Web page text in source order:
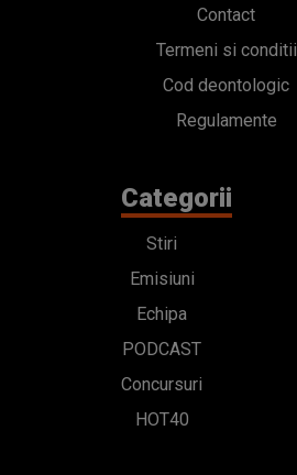
Contact
Termeni si conditii
Cod deontologic
Regulamente
Categorii
Stiri
Emisiuni
Echipa
PODCAST
Concursuri
HOT40